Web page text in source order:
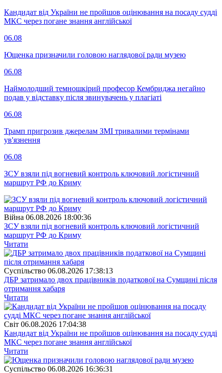
Кандидат від України не пройшов оцінювання на посаду судді
МКС через погане знання англійської
06.08
Ющенка призначили головою наглядової ради музею
06.08
Наймолодший темношкірий професор Кембриджа негайно
подав у відставку після звинувачень у плагіаті
06.08
Трамп пригрозив джерелам ЗМІ тривалими термінами
ув'язнення
06.08
ЗСУ взяли під вогневий контроль ключовий логістичний
маршрут РФ до Криму
Війна 06.08.2026 18:00:36
ЗСУ взяли під вогневий контроль ключовий логістичний
маршрут РФ до Криму
Читати
Суспiльство 06.08.2026 17:38:13
ДБР затримало двох працівників податкової на Сумщині після
отримання хабаря
Читати
Свiт 06.08.2026 17:04:38
Кандидат від України не пройшов оцінювання на посаду судді
МКС через погане знання англійської
Читати
Суспiльство 06.08.2026 16:36:31